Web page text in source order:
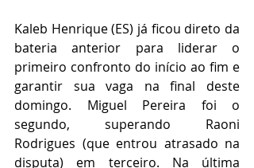
Kaleb Henrique (ES) já ficou direto da
bateria anterior para liderar o
primeiro confronto do início ao fim e
garantir sua vaga na final deste
domingo. Miguel Pereira foi o
segundo, superando Raoni
Rodrigues (que entrou atrasado na
disputa) em terceiro. Na última